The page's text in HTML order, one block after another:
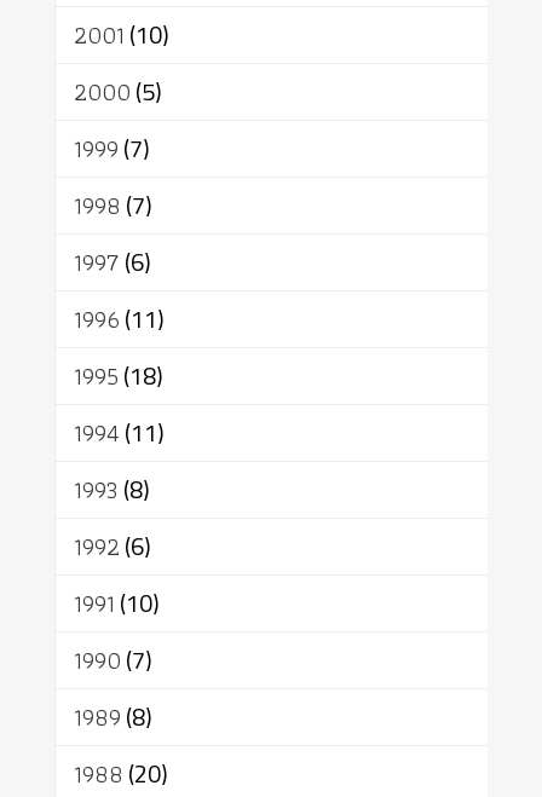
2001 (10)
2000(5)
1999(7)
1998 (7)
1997(6)
1996(11)
1995(18)
1994(11)
1993 (8)
1992(6)
1991 (10)
1990(7)
1989(8)
1988 (20)